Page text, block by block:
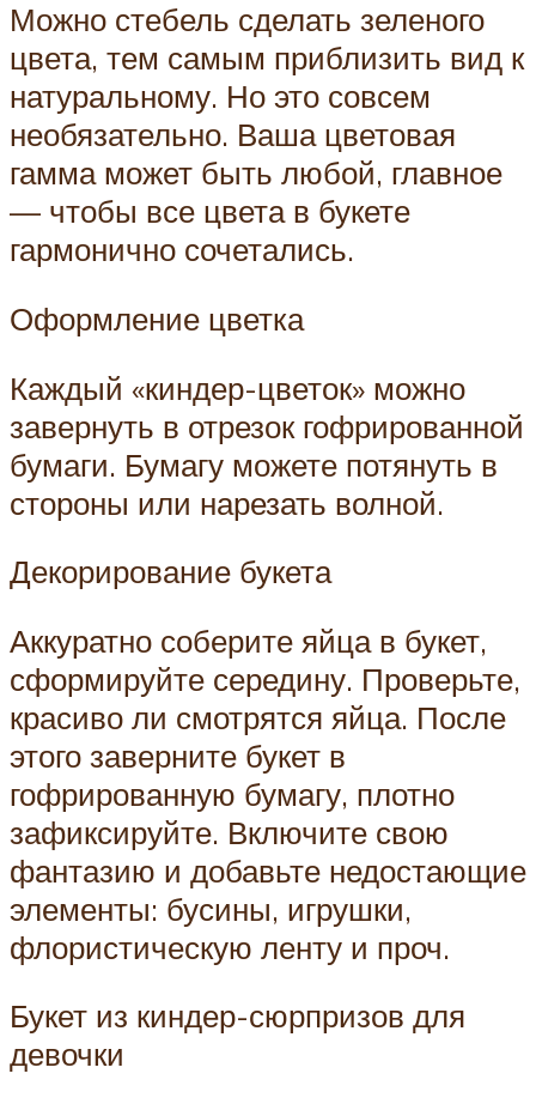
Можно стебель сделать зеленого
цвета, тем самым приблизить вид к
натуральному. Но это совсем
необязательно. Ваша цветовая
гамма может быть любой, главное
— чтобы все цвета в букете
гармонично сочетались.
Оформление цветка
Каждый «киндер-цветок» можно
завернуть в отрезок гофрированной
бумаги. Бумагу можете потянуть в
стороны или нарезать волной.
Декорирование букета
Аккуратно соберите яйца в букет,
сформируйте середину. Проверьте,
красиво ли смотрятся яйца. После
этого заверните букет в
гофрированную бумагу, плотно
зафиксируйте. Включите свою
фантазию и добавьте недостающие
элементы: бусины, игрушки,
флористическую ленту и проч.
Букет из киндер-сюрпризов для
девочки